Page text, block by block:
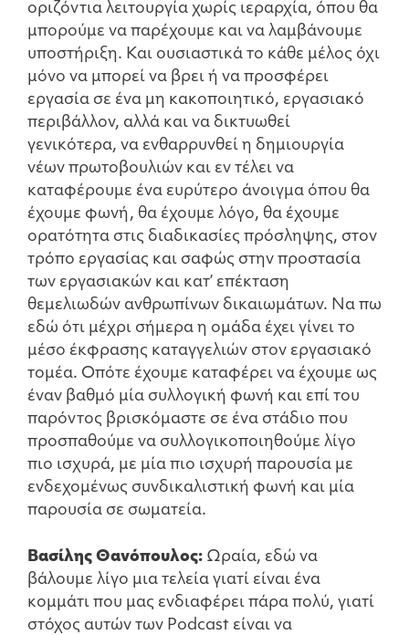
οριζόντια λειτουργία χωρίς ιεραρχία, όπου θα
μπορούμε να παρέχουμε και να λαμβάνουμε
υποστήριξη. Και ουσιαστικά το κάθε μέλος όχι
μόνο να μπορεί να βρει ή να προσφέρει
εργασία σε ένα μη κακοποιητικό, εργασιακό
περιβάλλον, αλλά και να δικτυωθεί
γενικότερα, να ενθαρρυνθεί η δημιουργία
νέων πρωτοβουλιών και εν τέλει να
καταφέρουμε ένα ευρύτερο άνοιγμα όπου θα
έχουμε φωνή, θα έχουμε λόγο, θα έχουμε
ορατότητα στις διαδικασίες πρόσληψης, στον
τρόπο εργασίας και σαφώς στην προστασία
των εργασιακών και κατ’ επέκταση
θεμελιωδών ανθρωπίνων δικαιωμάτων. Να πω
εδώ ότι μέχρι σήμερα η ομάδα έχει γίνει το
μέσο έκφρασης καταγγελιών στον εργασιακό
τομέα. Οπότε έχουμε καταφέρει να έχουμε ως
έναν βαθμό μία συλλογική φωνή και επί του
παρόντος βρισκόμαστε σε ένα στάδιο που
προσπαθούμε να συλλογικοποιηθούμε λίγο
πιο ισχυρά, με μία πιο ισχυρή παρουσία με
ενδεχομένως συνδικαλιστική φωνή και μία
παρουσία σε σωματεία.
Βασίλης Θανόπουλος: Ωραία, εδώ να
βάλουμε λίγο μια τελεία γιατί είναι ένα
κομμάτι που μας ενδιαφέρει πάρα πολύ, γιατί
στόχος αυτών των Podcast είναι να